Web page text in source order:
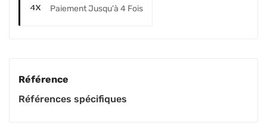
Paiement Jusqu'à 4 Fois
Référence
Références spécifiques